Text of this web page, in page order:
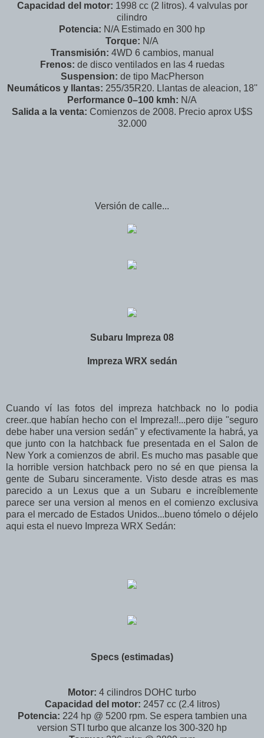
Capacidad del motor: 1998 cc (2 litros). 4 valvulas por
cilindro
Potencia: N/A Estimado en 300 hp
Torque: N/A
Transmisión: 4WD 6 cambios, manual
Frenos: de disco ventilados en las 4 ruedas
Suspension: de tipo MacPherson
Neumáticos y llantas: 255/35R20. Llantas de aleacion, 18''
Performance 0–100 kmh: N/A
Salida a la venta: Comienzos de 2008. Precio aprox U$S
32.000
Versión de calle...
Subaru Impreza 08
Impreza WRX sedán
Cuando ví las fotos del impreza hatchback no lo podia
creer..que habían hecho con el Impreza!!...pero dije "seguro
debe haber una version sedán" y efectivamente la habrá, ya
que junto con la hatchback fue presentada en el Salon de
New York a comienzos de abril. Es mucho mas pasable que
la horrible version hatchback pero no sé en que piensa la
gente de Subaru sinceramente. Visto desde atras es mas
parecido a un Lexus que a un Subaru e increíblemente
parece ser una version al menos en el comienzo exclusiva
para el mercado de Estados Unidos...bueno tómelo o déjelo
aqui esta el nuevo Impreza WRX Sedán:
Specs (estimadas)
Motor: 4 cilindros DOHC turbo
Capacidad del motor: 2457 cc (2.4 litros)
Potencia: 224 hp @ 5200 rpm. Se espera tambien una
version STI turbo que alcanze los 300-320 hp